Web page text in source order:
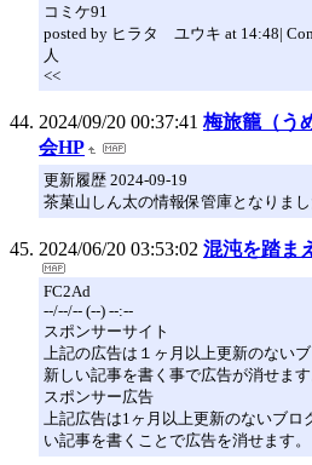
コミケ91
posted by ヒラタ ユウキ at 14:48|
人
<<
2024/09/20 00:37:41 梅旅籠（う
会HP
更新履歴 2024-09-19
茶菓山しん太の情報保管庫となりまし
2024/06/20 03:53:02 混沌を踏ま
FC2Ad
--/--/-- (--) --:--
スポンサーサイト
上記の広告は１ヶ月以上更新のない
新しい記事を書く事で広告が消せます
スポンサー広告
上記広告は1ヶ月以上更新のないブ
い記事を書くことで広告を消せます。